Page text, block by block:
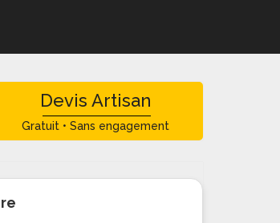
Devis Artisan
Gratuit • Sans engagement